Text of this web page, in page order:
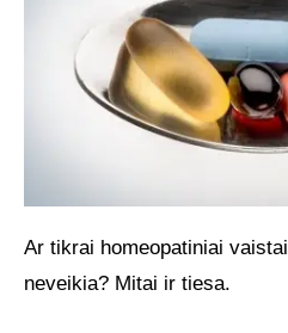
Ar tikrai homeopatiniai
neveikia? Mitai ir tiesa.